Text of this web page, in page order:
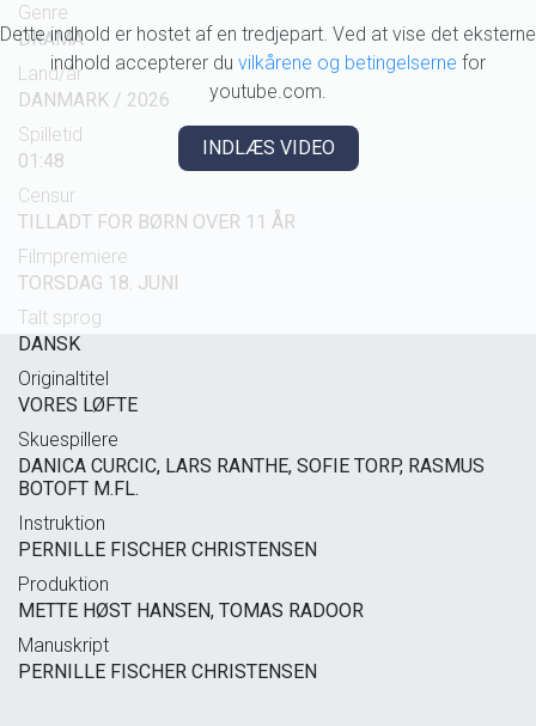
Dette indhold er hostet af en tredjepart. Ved at vise det eksterne
indhold accepterer du vilkårene og betingelserne for
youtube.com.
INDLÆS VIDEO
Genre
DRAMA
Land/år
DANMARK / 2026
Spilletid
01:48
Censur
TILLADT FOR BØRN OVER 11 ÅR
Filmpremiere
TORSDAG 18. JUNI
Talt sprog
DANSK
Originaltitel
VORES LØFTE
Skuespillere
DANICA CURCIC, LARS RANTHE, SOFIE TORP, RASMUS
BOTOFT M.FL.
Instruktion
PERNILLE FISCHER CHRISTENSEN
Produktion
METTE HØST HANSEN, TOMAS RADOOR
Manuskript
PERNILLE FISCHER CHRISTENSEN